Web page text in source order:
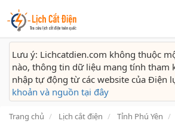
Lưu ý: Lichcatdien.com không thuộc
nào, thông tin dữ liệu mang tính tham
nhập tự động từ các website của Điện
khoản và nguồn tại đây
Trang chủ Lịch cắt điện Tỉnh Phú Yên